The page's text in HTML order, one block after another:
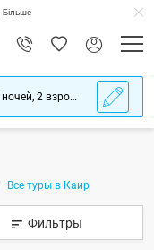
Більше
Египет, вылет 08.08.2026 - 31.08.2026 , 7 - 14 ночей, 2 взрослых
Все туры в Каир
Фильтры